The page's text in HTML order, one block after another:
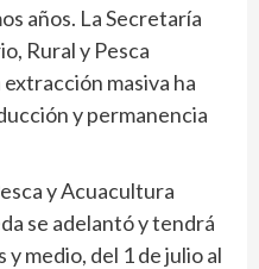
años. La Secretaría
Rural y Pesca
masiva ha
y permanencia
y Acuacultura
se adelantó y tendrá
medio, del 1 de julio al